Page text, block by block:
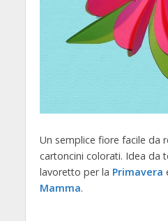
Un semplice fiore facile da
cartoncini colorati. Idea da
lavoretto per la Primavera
Mamma.